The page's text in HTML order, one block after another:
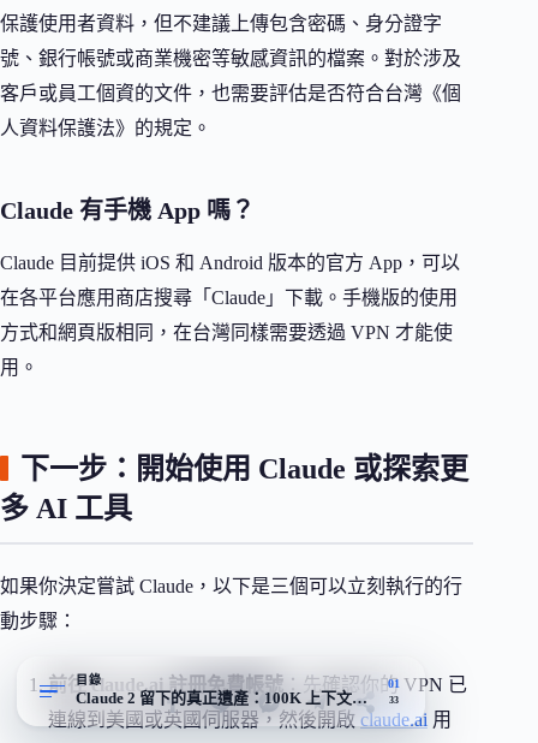
保護使用者資料，但不建議上傳包含密碼、身分證字
號、銀行帳號或商業機密等敏感資訊的檔案。對於涉及
客戶或員工個資的文件，也需要評估是否符合台灣《個
人資料保護法》的規定。
Claude 有手機 App 嗎？
Claude 目前提供 iOS 和 Android 版本的官方 App，可以
在各平台應用商店搜尋「Claude」下載。手機版的使用
方式和網頁版相同，在台灣同樣需要透過 VPN 才能使
用。
下一步：開始使用 Claude 或探索更
多 AI 工具
如果你決定嘗試 Claude，以下是三個可以立刻執行的行
動步驟：
前往 claude.ai 註冊免費帳號 ：先確認你的 VPN 已
連線到美國或英國伺服器，然後開啟 claude.ai 用
目錄
Claude 2 留下的真正遺產：100K 上下文與免費檔案分析
01
33